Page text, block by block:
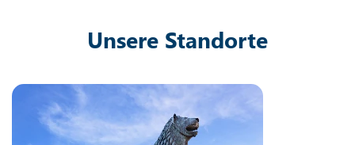
Unsere Standorte